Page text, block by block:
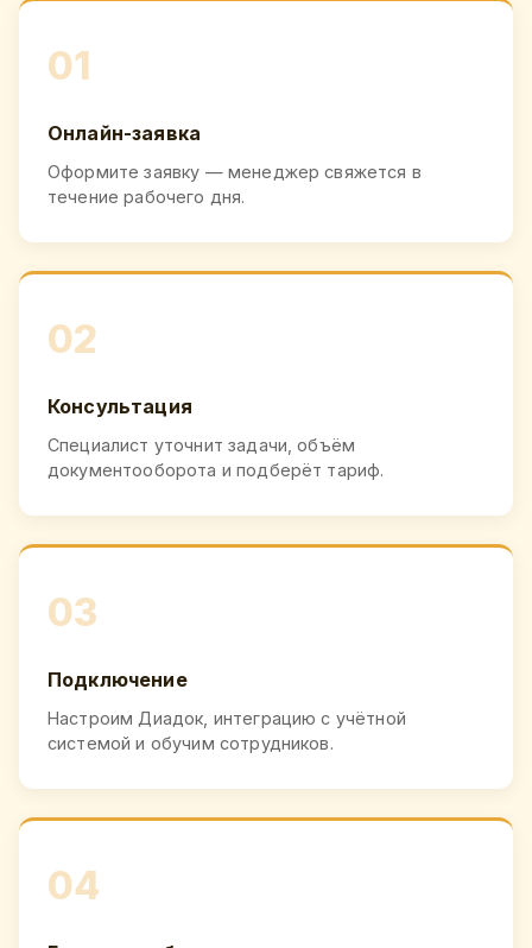
01
Онлайн-заявка
Оформите заявку — менеджер свяжется в
течение рабочего дня.
02
Консультация
Специалист уточнит задачи, объём
документооборота и подберёт тариф.
03
Подключение
Настроим Диадок, интеграцию с учётной
системой и обучим сотрудников.
04